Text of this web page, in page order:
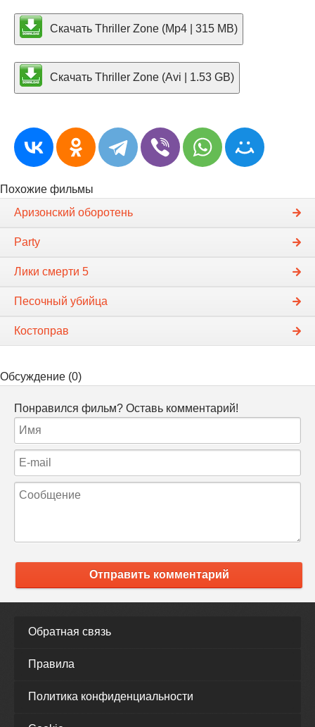
Скачать Thriller Zone (Mp4 | 315 MB)
Скачать Thriller Zone (Avi | 1.53 GB)
Похожие фильмы
Аризонский оборотень
Party
Лики смерти 5
Песочный убийца
Костоправ
Обсуждение (0)
Понравился фильм? Оставь комментарий!
Отправить комментарий
Обратная связь
Правила
Политика конфиденциальности